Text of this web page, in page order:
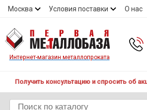
Москва Условия поставки О нас
Контакты
Интернет-магазин металлопроката
Получить консультацию и спросить об